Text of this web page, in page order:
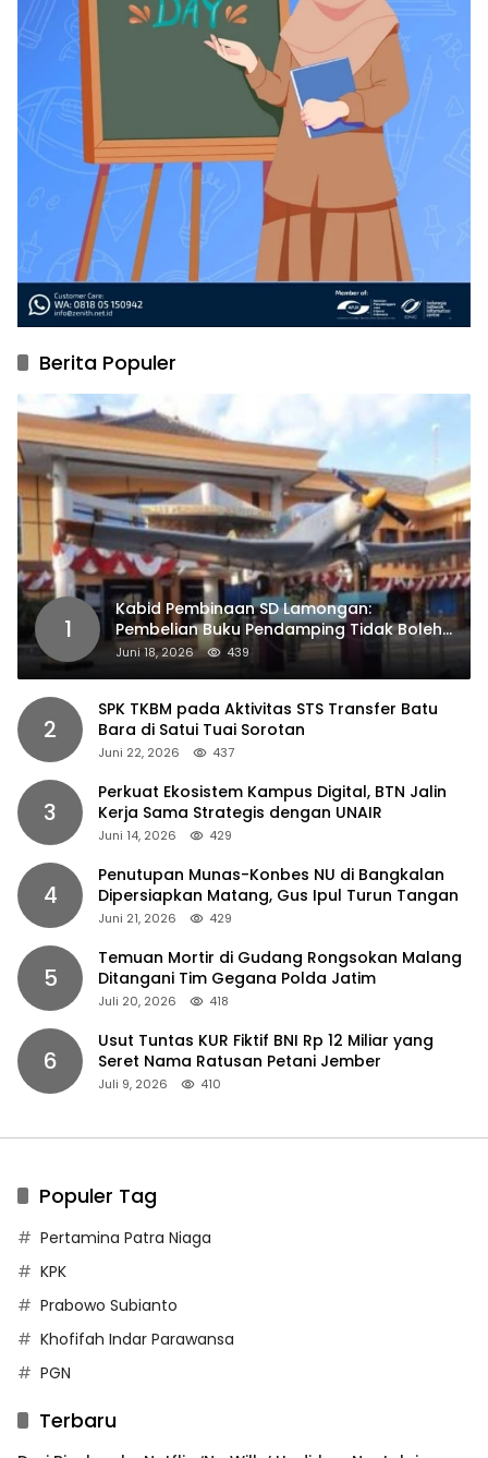
Berita Populer
1
Kabid Pembinaan SD Lamongan:
Pembelian Buku Pendamping Tidak Boleh
Dipaksakan
Juni 18, 2026 439
2
SPK TKBM pada Aktivitas STS Transfer Batu
Bara di Satui Tuai Sorotan
Juni 22, 2026 437
3
Perkuat Ekosistem Kampus Digital, BTN Jalin
Kerja Sama Strategis dengan UNAIR
Juni 14, 2026 429
4
Penutupan Munas-Konbes NU di Bangkalan
Dipersiapkan Matang, Gus Ipul Turun Tangan
Juni 21, 2026 429
5
Temuan Mortir di Gudang Rongsokan Malang
Ditangani Tim Gegana Polda Jatim
Juli 20, 2026 418
6
Usut Tuntas KUR Fiktif BNI Rp 12 Miliar yang
Seret Nama Ratusan Petani Jember
Juli 9, 2026 410
Populer Tag
Pertamina Patra Niaga
KPK
Prabowo Subianto
Khofifah Indar Parawansa
PGN
Terbaru